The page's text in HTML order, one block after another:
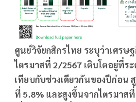
ศูนย์วิจัยกสิกรไทย ระบุว่าเศรษ
ไตรมาสที่ 2/2567 เติบโตอยู่ที่ร
เทียบกับช่วงเดียวกันของปีก่อน
ที่ 5.8% และสูงขึ้นจากไตรมาส